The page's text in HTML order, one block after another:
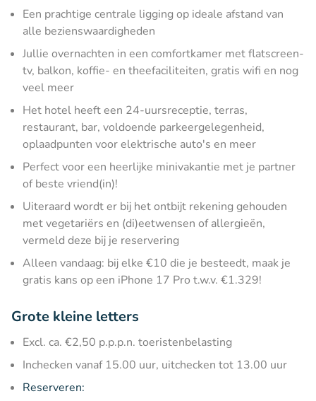
Een prachtige centrale ligging op ideale afstand van
alle bezienswaardigheden
Jullie overnachten in een comfortkamer met flatscreen-
tv, balkon, koffie- en theefaciliteiten, gratis wifi en nog
veel meer
Het hotel heeft een 24-uursreceptie, terras,
restaurant, bar, voldoende parkeergelegenheid,
oplaadpunten voor elektrische auto's en meer
Perfect voor een heerlijke minivakantie met je partner
of beste vriend(in)!
Uiteraard wordt er bij het ontbijt rekening gehouden
met vegetariërs en (di)eetwensen of allergieën,
vermeld deze bij je reservering
Alleen vandaag: bij elke €10 die je besteedt, maak je
gratis kans op een iPhone 17 Pro t.w.v. €1.329!
Grote kleine letters
Excl. ca. €2,50 p.p.p.n. toeristenbelasting
Inchecken vanaf 15.00 uur, uitchecken tot 13.00 uur
Reserveren: